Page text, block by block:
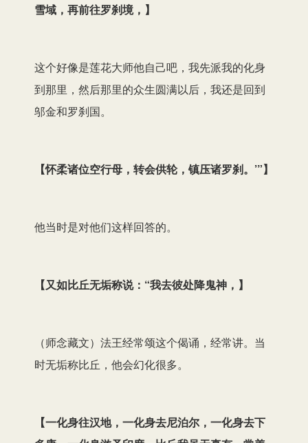
雪域，再前往罗刹境， 】
这个好像是莲花大师他自己吧，我先派我的化身
到那里，然后那里的众生圆满以后，我还是回到
邬金和罗刹国。
【怀柔诸位空行母，转会供轮，镇压诸罗刹。’”】
他当时是对他们这样回答的。
【又如比丘无垢称说：“我去彼处降鬼神， 】
（师念藏文）法王经常颂这个偈诵，经常讲。当
时无垢称比丘，他会幻化很多。
【一化身往汉地，一化身去尼泊尔，一化身去下